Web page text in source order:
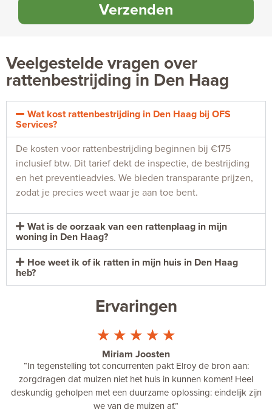
Verzenden
Veelgestelde vragen over
rattenbestrijding in Den Haag
Wat kost rattenbestrijding in Den Haag bij OFS
Services?
De kosten voor rattenbestrijding beginnen bij €175
inclusief btw. Dit tarief dekt de inspectie, de bestrijding
en het preventieadvies. We bieden transparante prijzen,
zodat je precies weet waar je aan toe bent.
Wat is de oorzaak van een rattenplaag in mijn
woning in Den Haag?
Hoe weet ik of ik ratten in mijn huis in Den Haag
heb?
Ervaringen
☆ ☆ ☆ ☆ ☆
Miriam Joosten
“In tegenstelling tot concurrenten pakt Elroy de bron aan:
zorgdragen dat muizen niet het huis in kunnen komen! Heel
deskundig geholpen met een duurzame oplossing: eindelijk zijn
we van de muizen af.”